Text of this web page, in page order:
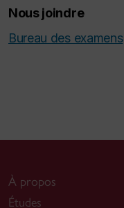
Nous joindre
Bureau des examens
À propos
Études